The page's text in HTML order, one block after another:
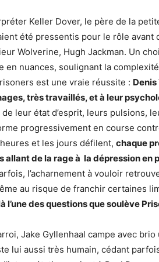
Keller Dover, le père de la
été pressentis pour le rôle avant
Wolverine, Hugh Jackman. Un
en nuances, soulignant la
est une vraie réussite :
très travaillés, et à leur
leur état d’esprit, leurs pulsions,
progressivement en course
et les jours défilent, chaque
de la rage à la dépression en
l’acharnement à vouloir
au risque de franchir certaines
l’une des questions que soulève
Jake Gyllenhaal campe avec
lui aussi très humain, cédant